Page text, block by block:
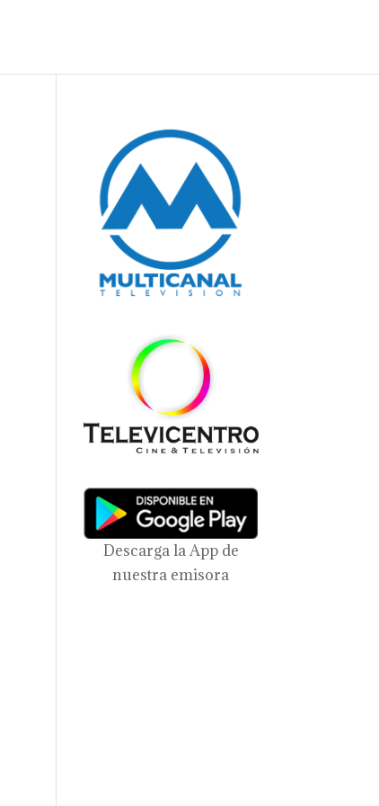
Descarga la App de
nuestra emisora